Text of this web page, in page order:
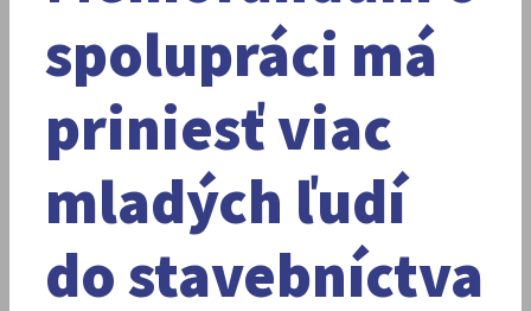
spolupráci má
priniesť viac
mladých ľudí
do stavebníctva